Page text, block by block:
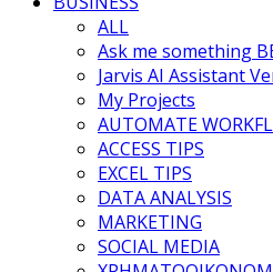
ALL
Ask me something
Jarvis AI Assistant
My Projects
AUTOMATE
ACCESS TIPS
EXCEL TIPS
DATA ANALYSIS
MARKETING
SOCIAL MEDIA